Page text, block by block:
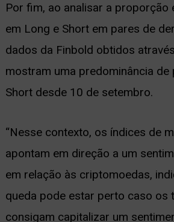
Por fim, ao analisar a proporção
em Long e Short em pares de
dados da Finbold obtidos
mostram uma predominância de
Short desde 10 de setembro.
“Nesse contexto, os índices de
apontam em direção a um
em relação às criptomoedas,
queda pode estar perto caso os
consigam capitalizar um